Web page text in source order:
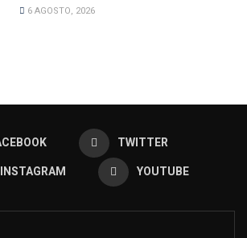
6 AGOSTO, 2026
TWITTER
INSTAGRAM
YOUTUBE